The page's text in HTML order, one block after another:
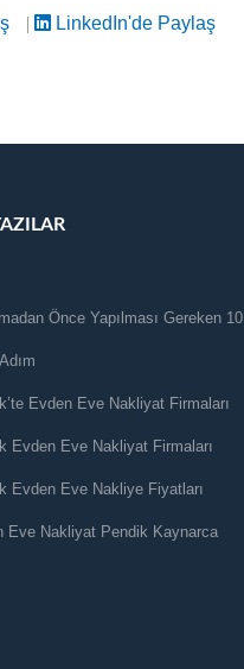
| LinkedIn'de Paylaş
Önce Yapılması Gereken 10
Evden Eve Nakliyat Firmaları
Evden Eve Nakliyat Firmaları
Evden Eve Nakliye Fiyatları
Eve Nakliyat Pendik Kaynarca